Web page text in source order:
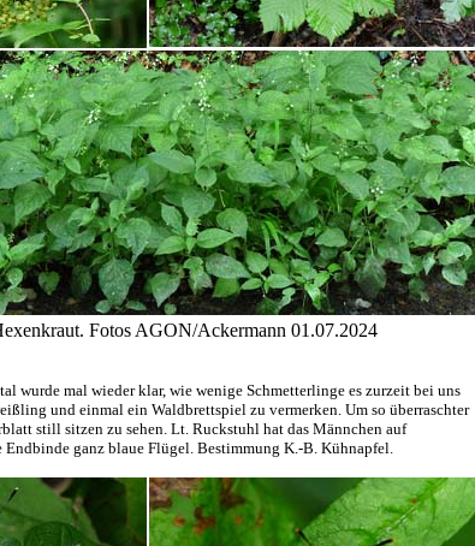
Fotos AGON/Ackermann 01.07.2024
wurde mal wieder klar, wie wenige Schmetterlinge es zurzeit bei uns
und einmal ein Waldbrettspiel zu vermerken. Um so überraschter
still sitzen zu sehen. Lt. Ruckstuhl hat das Männchen auf
ganz blaue Flügel. Bestimmung K.-B. Kühnapfel.